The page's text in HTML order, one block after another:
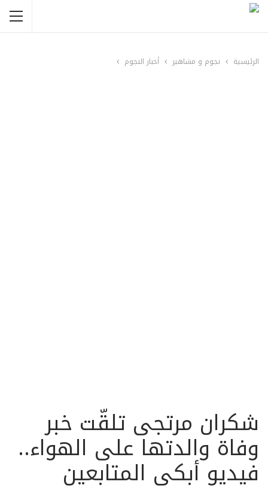
الرئيسية نجوم و مشاهير أخبار النجوم
شكران مرتجى تلقّت خبر
وفاة والدتها على الهواء..
فيديو أبكى المتابعين